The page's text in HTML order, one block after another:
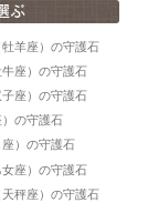
羊座）の守護石
座）の守護石
座）の守護石
の守護石
）の守護石
座）の守護石
秤座）の守護石